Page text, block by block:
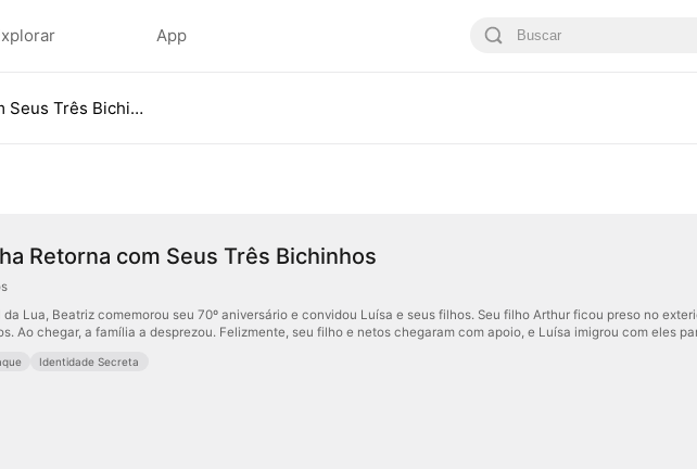
App
A Rainha Retorna com Seus Três Bichinhos
Retorna com Seus Três Bichinhos
da Lua, Beatriz comemorou seu 70º aniversário e convidou Luísa e seus filhos. Seu filho Arthur ficou preso no
Ao chegar, a família a desprezou. Felizmente, seu filho e netos chegaram com apoio, e Luísa imigrou com eles
Identidade Secreta